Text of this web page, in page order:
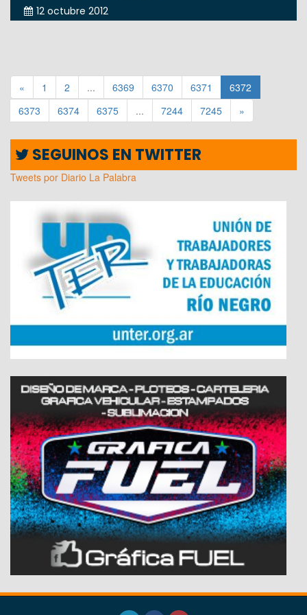
12 octubre 2012
« 1 2 ... 6369 6370 6371
6372
6373
6374 6375 ... 7244 7245 »
SEGUINOS EN TWITTER
Tweets por Diario La Palabra